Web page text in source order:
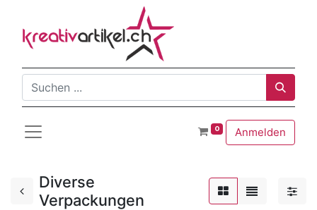
0 Anmelden
Diverse
Verpackungen